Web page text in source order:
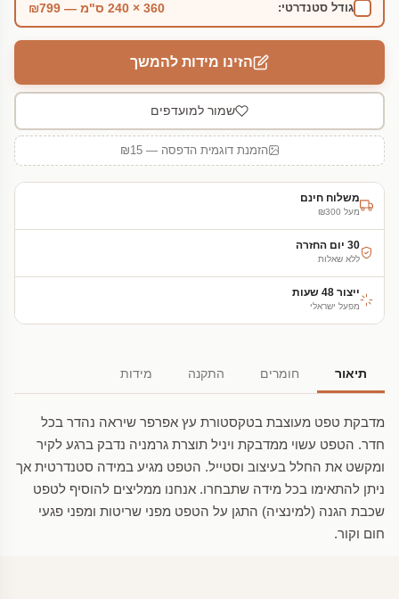
גודל סטנדרטי: 360 × 240 ס"מ — ₪799
הזינו מידות להמשך
שמור למועדפים
הזמנת דוגמית הדפסה — ₪15
משלוח חינם
מעל ₪300
30 יום החזרה
ללא שאלות
ייצור 48 שעות
מפעל ישראלי
תיאור חומרים התקנה מידות
מדבקת טפט מעוצבת בטקסטורת עץ אפרפר שיראה נהדר בכל
חדר. הטפט עשוי ממדבקת ויניל תוצרת גרמניה נדבק ברגע לקיר
ומקשט את החלל בעיצוב וסטייל. הטפט מגיע במידה סטנדרטית אך
ניתן להתאימו בכל מידה שתבחרו. אנחנו ממליצים להוסיף לטפט
שכבת הגנה (למינציה) התגן על הטפט מפני שריטות ומפני פגעי
חום וקור.